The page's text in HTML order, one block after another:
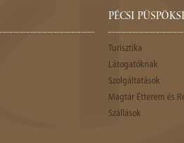
PÉCSI
Turisztika
Látogatóknak
Szolgáltatások
Magtár Étterem és
Szállások